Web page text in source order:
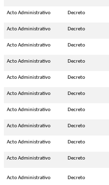
Acto Administrativo Decreto
Acto Administrativo Decreto
Acto Administrativo Decreto
Acto Administrativo Decreto
Acto Administrativo Decreto
Acto Administrativo Decreto
Acto Administrativo Decreto
Acto Administrativo Decreto
Acto Administrativo Decreto
Acto Administrativo Decreto
Acto Administrativo Decreto